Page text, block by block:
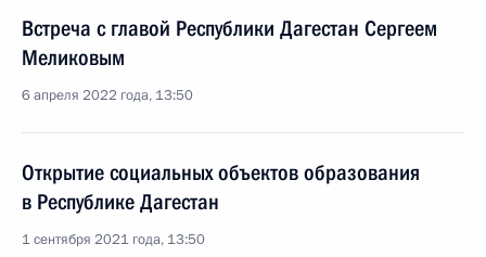
Встреча с главой Республики Дагестан Сергеем
Меликовым
6 апреля 2022 года, 13:50
Открытие социальных объектов образования
в Республике Дагестан
1 сентября 2021 года, 13:50